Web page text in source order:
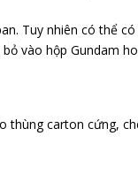
Tuy nhiên có thể
vào hộp Gundam
thùng carton cứng,